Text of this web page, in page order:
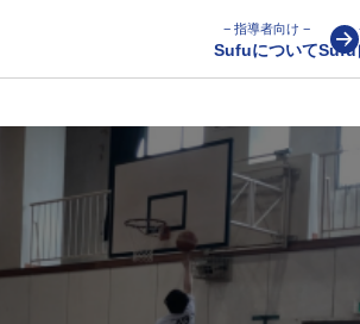
− 指導者向け −
SufuについてSufu